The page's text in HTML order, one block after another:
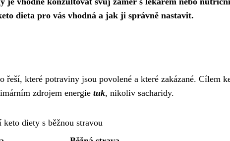
dieta pro vás vhodná a jak ji správně nastavit.
které potraviny jsou povolené a které zakázané. Cílem
zdrojem energie tuk, nikoliv sacharidy.
keto diety s běžnou stravou